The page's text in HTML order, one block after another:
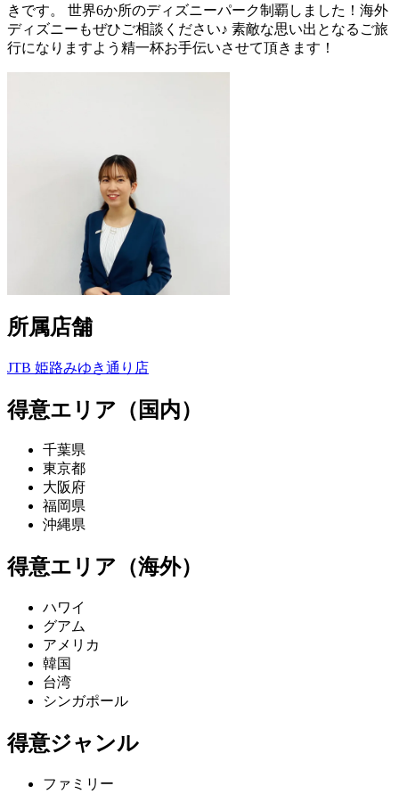
きです。 世界6か所のディズニーパーク制覇しました！海外
ディズニーもぜひご相談ください♪ 素敵な思い出となるご旅
行になりますよう精一杯お手伝いさせて頂きます！
所属店舗
JTB 姫路みゆき通り店
得意エリア（国内）
千葉県
東京都
大阪府
福岡県
沖縄県
得意エリア（海外）
ハワイ
グアム
アメリカ
韓国
台湾
シンガポール
得意ジャンル
ファミリー